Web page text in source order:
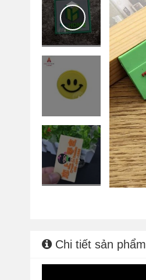
Chi tiết sản phẩm